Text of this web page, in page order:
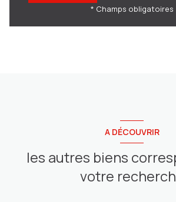
* Champs obligatoires
A DÉCOUVRIR
les autres biens
votre